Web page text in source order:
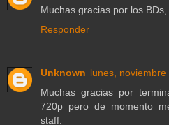
Muchas gracias por los
Responder
Unknown lunes, noviembre
Muchas gracias por
720p pero de momento
staff.